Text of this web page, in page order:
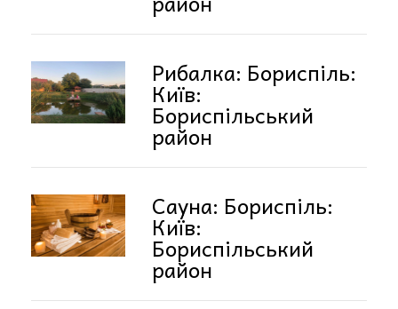
Рибалка: Бориспіль:
Київ:
Бориспільський
район
Сауна: Бориспіль:
Київ:
Бориспільський
район